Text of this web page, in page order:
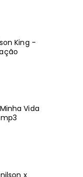
King -
Vida